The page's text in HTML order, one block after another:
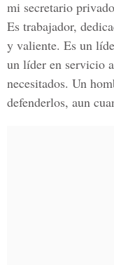
mi secretario
Es trabajador,
y valiente. Es un
un líder en servicio
necesitados. Un
defenderlos, aun